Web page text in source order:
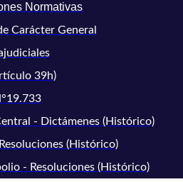
Normativas
Carácter General
39h)
- Dictámenes (Histórico)
(Histórico)
- Resoluciones (Histórico)